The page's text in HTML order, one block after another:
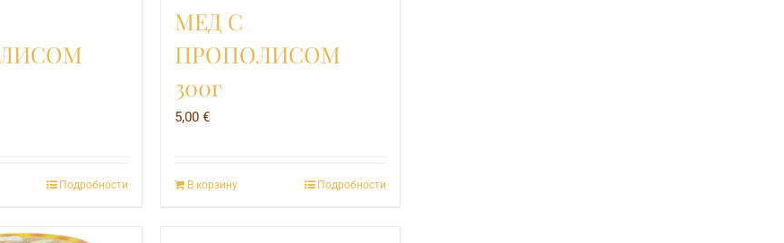
Подробности
МЕД С
ПРОПОЛИСОМ
300г
5,00 €
В корзину Подробности